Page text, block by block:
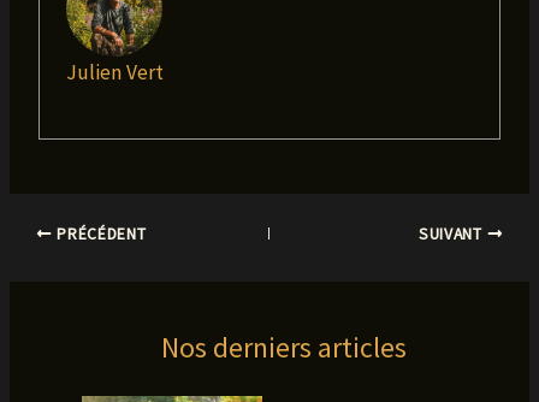
Julien Vert
PRÉCÉDENT SUIVANT
Nos derniers articles